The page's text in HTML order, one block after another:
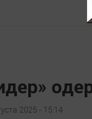
2025 - 15:14